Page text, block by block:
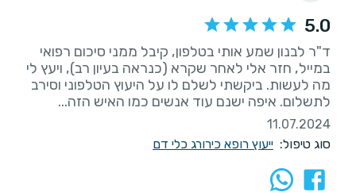
5.0
ד"ר לבנון שמע אותי בטלפון, קיבל ממני סיכום רפואי
במייל, חזר אלי לאחר שקרא (כנראה בעיון רב), ויעץ לי
מה לעשות. ביקשתי לשלם לו על היעוץ הטלפוני וסירב
לתשלום. איפה ישנם עוד אנשים כמו האיש הזה...
11.07.2024
סוג טיפול: ייעוץ רופא כירורג כלי דם